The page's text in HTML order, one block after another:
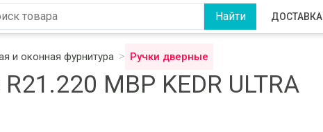
ДОСТАВКА
и оконная фурнитура Ручки дверные
MBP KEDR ULTRA